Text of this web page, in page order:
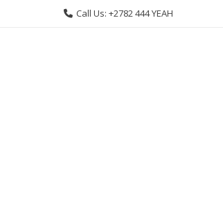
Call Us: +2782 444 YEAH